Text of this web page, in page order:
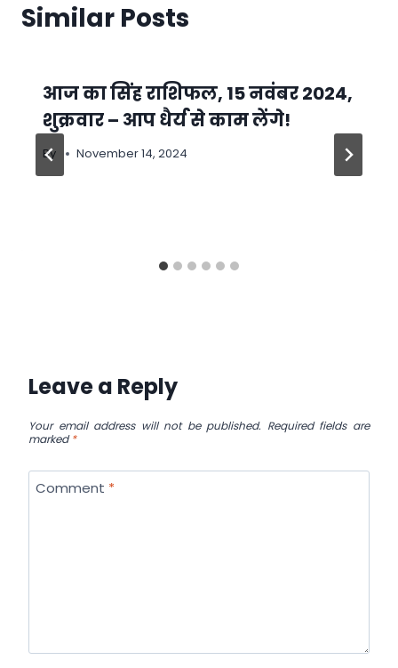
Similar Posts
आज का सिंह राशिफल, 15 नवंबर 2024,
शुक्रवार – आप धैर्य से काम लेंगे!
By November 14, 2024
Leave a Reply
Your email address will not be published. Required fields are
marked*
Comment *